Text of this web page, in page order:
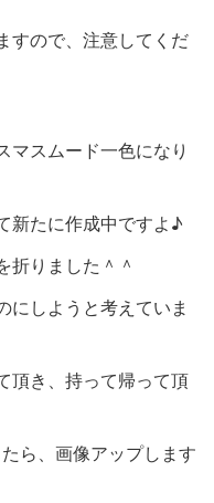
すので、注意してくだ
マスムード一色になり
新たに作成中ですよ♪
折りました＾＾
にしようと考えていま
頂き、持って帰って頂
ら、画像アップします